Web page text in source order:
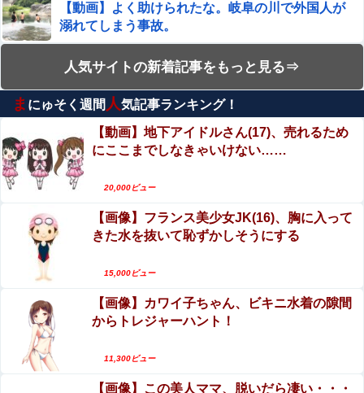
【動画】よく助けられたな。岐阜の川で外国人が
溺れてしまう事故。
【動画】ロシア軍のドローンをネット発射装置で
撃墜するウクライナ。
【動画】逃げる判断はやっ！埼玉でスマホ運転の
プリウスに当て逃げされる車載。
上西怜、写真集おっぱいがエロい！元NMB48、成
熟した至高のおっぱい！！
か？分かりました…」
動画を見て興奮する男達が存在するらしい…（動
【閲覧注意】有名タレント(48歳)、生配信中に自
傷行為。想像の10倍エグくてファン全員トラウマ
エロ漫画『子種が通貨として流通する種付け特区
人気サイトの新着記事をもっと見る⇒
ま にゅそく週間 人気記事ランキング！
【動画】地下アイドルさん(17)、売れるため
にここまでしなきゃいけない……
20,000ビュー
【画像】フランス美少女JK(16)、胸に入って
きた水を抜いて恥ずかしそうにする
15,000ビュー
【画像】カワイ子ちゃん、ビキニ水着の隙間
からトレジャーハント！
11,300ビュー
【画像】この美人ママ、脱いだら凄い・・・